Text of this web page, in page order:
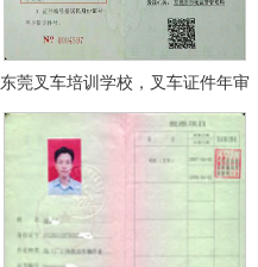
东莞叉车培训学校，叉车证件年审